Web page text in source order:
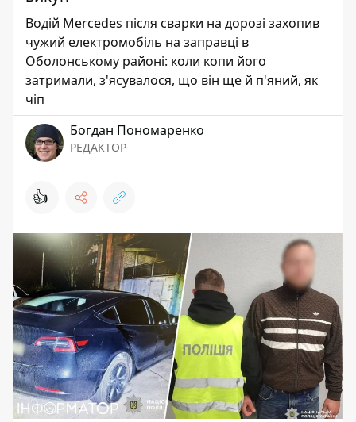
Водій Mercedes після сварки на дорозі захопив
чужий електромобіль на заправці в
Оболонському районі: коли копи його
затримали, з'ясувалося, що він ще й п'яний, як
чіп
Богдан Пономаренко
РЕДАКТОР
👍